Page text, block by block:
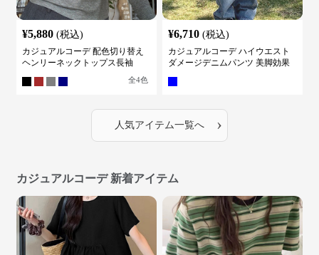
¥5,880 (税込)
カジュアルコーデ 配色切り替え
ヘンリーネックトップス長袖
全4色
¥6,710 (税込)
カジュアルコーデ ハイウエスト
ダメージデニムパンツ 美脚効果
人気アイテム一覧へ ›
カジュアルコーデ 新着アイテム